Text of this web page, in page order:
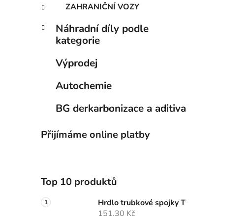
ZAHRANIČNÍ VOZY
Náhradní díly podle
kategorie
Výprodej
Autochemie
BG derkarbonizace a aditiva
Přijímáme online platby
Top 10 produktů
Hrdlo trubkové spojky T
151,30 Kč